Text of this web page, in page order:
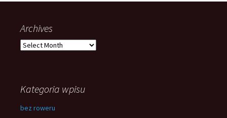
Archives
Archives
Kategoria wpisu
bez roweru